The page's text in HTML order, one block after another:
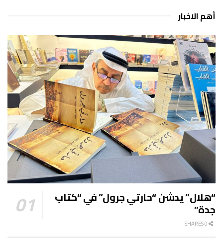
أهم الاخبار
“هلال” يدشن “حارتي جرول” في “كتاب
جدة”